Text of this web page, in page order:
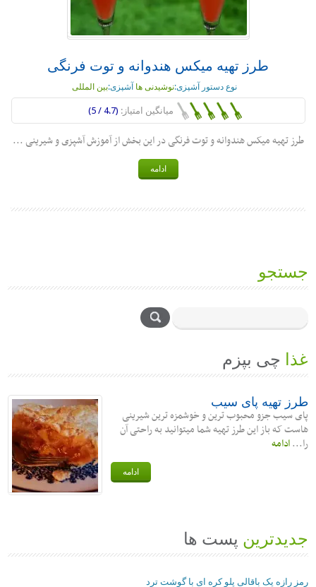
طرز تهیه میکس هندوانه و توت فرنگی
نوع دستور آشپزی:نوشیدنی ها آشپزی:بین المللی
میانگین امتیاز: (4.7 / 5)
طرز تهیه میکس هندوانه و توت فرنگی در این بخش از آموزش آشپزی و شیرینی ...
ادامه
جستجو
غذا چی بپزم
طرز تهیه پای سیب
پای سیب جزو محبوب ترین و خوشمزه ترین شیرینی
هاست که باز این طرز تهیه شما میتوانید به راحتی آن
را...ادامه
ادامه
جدیدترین پست ها
رمز رازه یک باقالی پلو کره ای با گوشت ترد